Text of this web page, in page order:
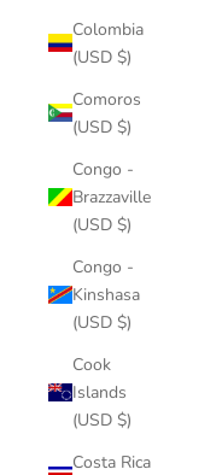
Colombia
(USD $)
Comoros
(USD $)
Congo -
Brazzaville
(USD $)
Congo -
Kinshasa
(USD $)
Cook
Islands
(USD $)
Costa Rica